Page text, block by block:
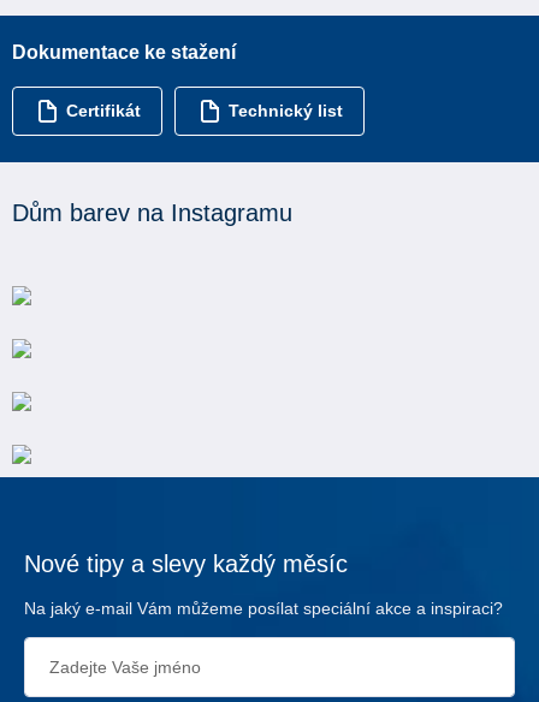
Dokumentace ke stažení
Certifikát Technický list
Dům barev na Instagramu
Nové tipy a slevy každý měsíc
Na jaký e-mail Vám můžeme posílat speciální akce a inspiraci?